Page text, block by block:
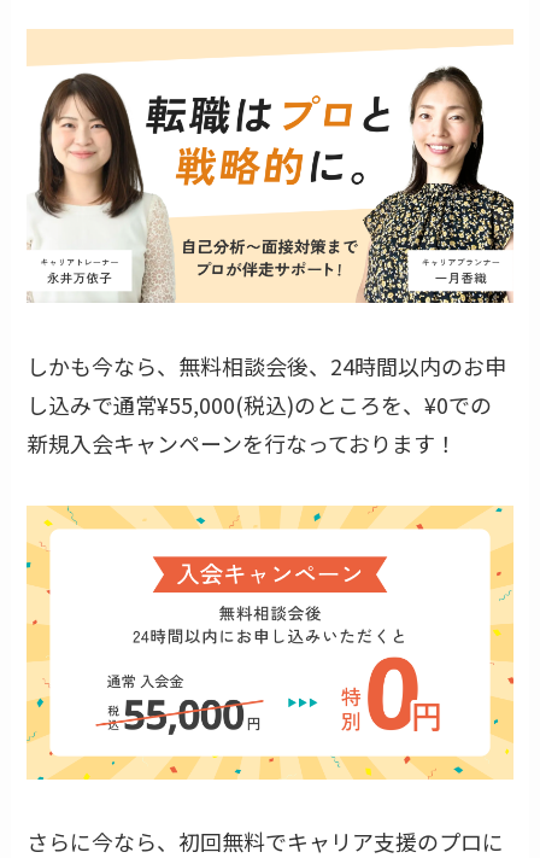
しかも今なら、無料相談会後、24時間以内のお申
し込みで通常¥55,000(税込)のところを、¥0での
新規入会キャンペーンを行なっております！
さらに今なら、初回無料でキャリア支援のプロに